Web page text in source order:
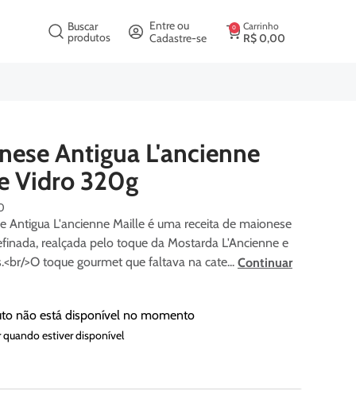
Buscar
produtos
Entre ou
Cadastre-se
Carrinho
R$0,00
0
Antigua L'ancienne
Vidro 320g
Antigua L'ancienne Maille é uma receita de maionese
realçada pelo toque da Mostarda L'Ancienne e
>O toque gourmet que faltava na cate... Continuar
não está disponível no momento
quando estiver disponível